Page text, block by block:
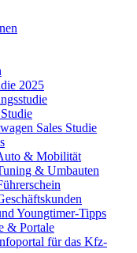
2025
Sales Studie
& Mobilität
& Umbauten
Youngtimer-Tipps
& Portale
für das Kfz-